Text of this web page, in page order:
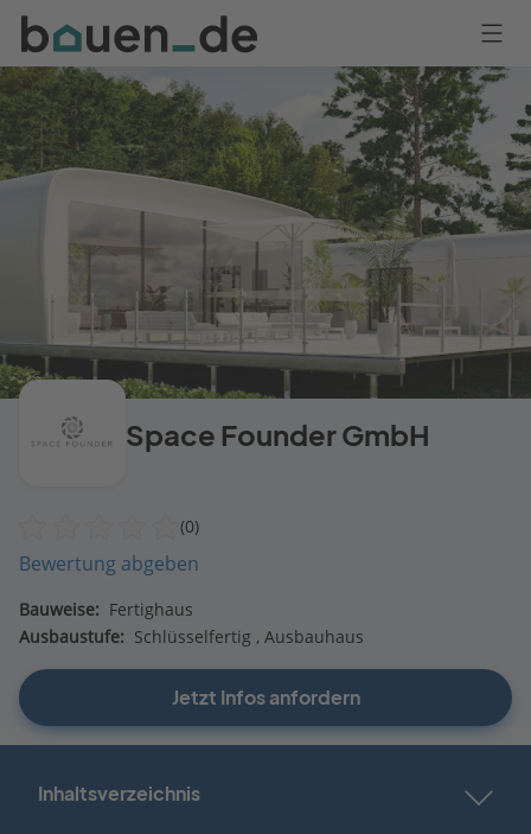
Bauen
Logo
Anmelden
Space Founder GmbH
(0)
Bewertung abgeben
Bauweise: Fertighaus
Ausbaustufe: Schlüsselfertig Ausbauhaus
Jetzt Infos anfordern
Inhaltsverzeichnis